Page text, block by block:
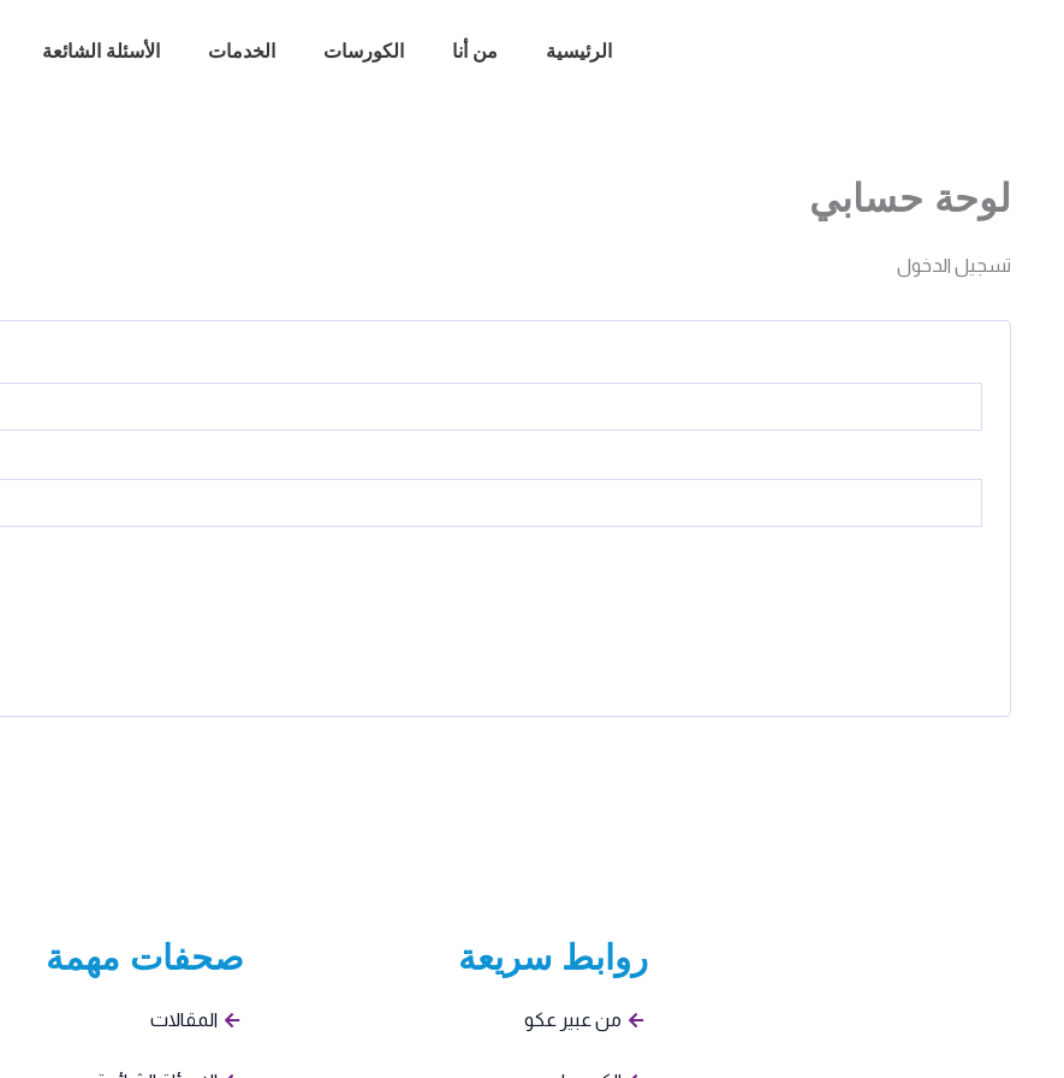
الرئيسية من أنا الكورسات الخدمات الأسئلة الشائعة
لوحة حسابي
تسجيل الدخول
روابط سريعة
من عبير عكو
صحفات مهمة​
المقالات